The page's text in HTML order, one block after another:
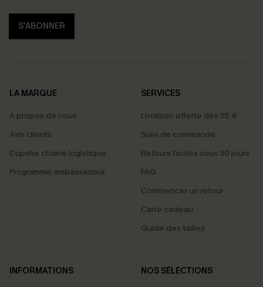
S'ABONNER
LA MARQUE
À propos de nous
Avis clients
Cupshe chaîne logistique
Programme ambassadeur
SERVICES
Livraison offerte dès 55 €
Suivi de commande
Retours faciles sous 30 jours
FAQ
Commencer un retour
Carte cadeau
Guide des tailles
INFORMATIONS
NOS SÉLECTIONS